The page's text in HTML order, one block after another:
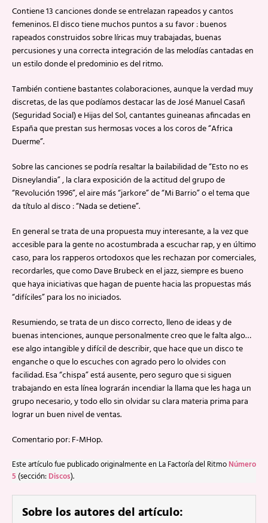
Contiene 13 canciones donde se entrelazan rapeados y cantos
femeninos. El disco tiene muchos puntos a su favor : buenos
rapeados construidos sobre líricas muy trabajadas, buenas
percusiones y una correcta integración de las melodías cantadas en
un estilo donde el predominio es del ritmo.
También contiene bastantes colaboraciones, aunque la verdad muy
discretas, de las que podíamos destacar las de José Manuel Casañ
(Seguridad Social) e Hijas del Sol, cantantes guineanas afincadas en
España que prestan sus hermosas voces a los coros de “Africa
Duerme”.
Sobre las canciones se podría resaltar la bailabilidad de “Esto no es
Disneylandia” , la clara exposición de la actitud del grupo de
“Revolución 1996”, el aire más “jarkore” de “Mi Barrio” o el tema que
da título al disco : “Nada se detiene”.
En general se trata de una propuesta muy interesante, a la vez que
accesible para la gente no acostumbrada a escuchar rap, y en último
caso, para los rapperos ortodoxos que les rechazan por comerciales,
recordarles, que como Dave Brubeck en el jazz, siempre es bueno
que haya iniciativas que hagan de puente hacia las propuestas más
“difíciles” para los no iniciados.
Resumiendo, se trata de un disco correcto, lleno de ideas y de
buenas intenciones, aunque personalmente creo que le falta algo…
ese algo intangible y difícil de describir, que hace que un disco te
enganche o que lo escuches con agrado pero lo olvides con
facilidad. Esa “chispa” está ausente, pero seguro que si siguen
trabajando en esta línea lograrán incendiar la llama que les haga un
grupo necesario, y todo ello sin olvidar su clara materia prima para
lograr un buen nivel de ventas.
Comentario por: F-MHop.
Este artículo fue publicado originalmente en La Factoría del Ritmo Número
5 (sección: Discos).
Sobre los autores del artículo: